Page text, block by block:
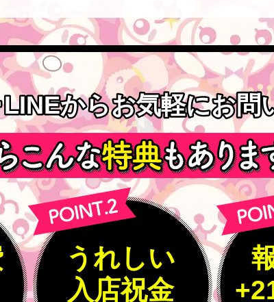
からお気軽にお問
からお気軽にお問
うれしい
入店祝金